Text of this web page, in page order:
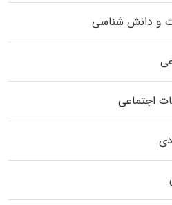
و دانش شناسی
اجتماعی